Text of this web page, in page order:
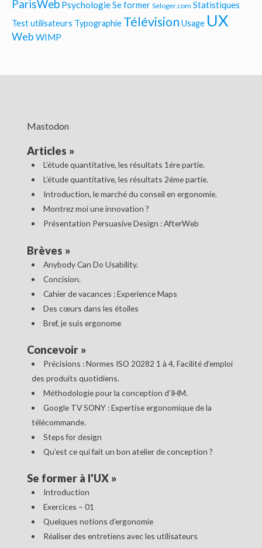
ParisWeb PsychologieSe former Seloger.com Statistiques
Test utilisateurs Typographie Télévision Usage UX
Web WIMP
Mastodon
Articles »
L’étude quantitative, les résultats 1ére partie.
L’étude quantitative, les résultats 2éme partie.
Introduction, le marché du conseil en ergonomie.
Montrez moi une innovation ?
Présentation Persuasive Design : AfterWeb
Brèves »
Anybody Can Do Usability.
Concision.
Cahier de vacances : Experience Maps
Des cœurs dans les étoiles
Bref, je suis ergonome
Concevoir»
Précisions : Normes ISO 20282 1 à 4, Facilité d’emploi
des produits quotidiens.
Méthodologie pour la conception d’IHM.
Google TV SONY : Expertise ergonomique de la
télécommande.
Steps for design
Qu’est ce qui fait un bon atelier de conception ?
Se former à l'UX»
Introduction
Exercices – 01
Quelques notions d’ergonomie
Réaliser des entretiens avec les utilisateurs